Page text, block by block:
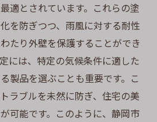
適とされています。これらの塗
を防ぎつつ、雨風に対する耐性
たり外壁を保護することができ
には、特定の気候条件に適した
製品を選ぶことも重要です。こ
ラブルを未然に防ぎ、住宅の美
可能です。このように、静岡市